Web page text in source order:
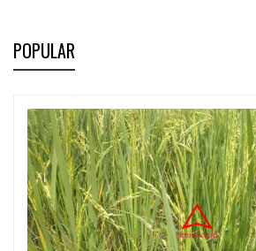
POPULAR